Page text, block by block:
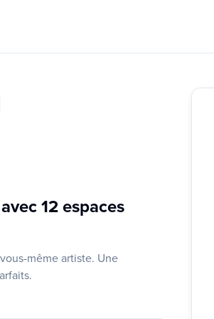
12 espaces
même artiste. Une